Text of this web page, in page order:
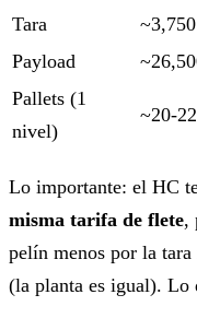
Tara
Payload
Pallets (1
nivel)
~20-
Lo importante: el HC
misma tarifa de flete,
pelín menos por la
(la planta es igual). Lo